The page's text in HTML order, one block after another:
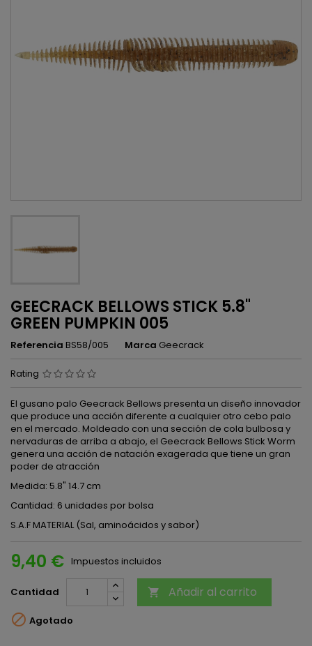
GEECRACK BELLOWS STICK 5.8"
GREEN PUMPKIN 005
Referencia BS58/005 Marca Geecrack
Rating
El gusano palo Geecrack Bellows presenta un diseño innovador
que produce una acción diferente a cualquier otro cebo palo
en el mercado. Moldeado con una sección de cola bulbosa y
nervaduras de arriba a abajo, el Geecrack Bellows Stick Worm
genera una acción de natación exagerada que tiene un gran
poder de atracción
Medida: 5.8" 14.7 cm
Cantidad: 6 unidades por bolsa
S.A.F MATERIAL (Sal, aminoácidos y sabor)
9,40 € Impuestos incluidos
Cantidad  Añadir al carrito
 Agotado